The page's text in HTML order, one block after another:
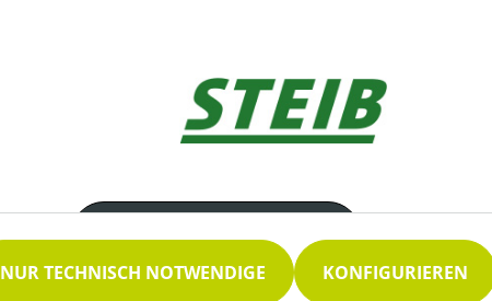
NUR TECHNISCH NOTWENDIGE KONFIGURIEREN